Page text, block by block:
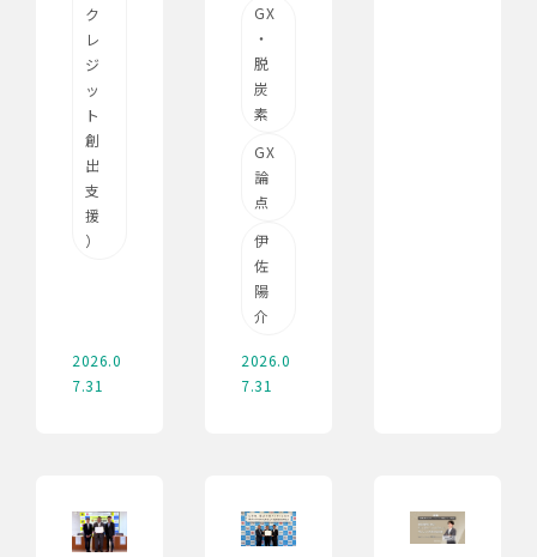
ク
レ
ジ
ッ
ト
創
出
支
援
）
2026.0
7.31
GX
・
脱
炭
素
GX
論
点
伊
佐
陽
介
2026.0
7.31